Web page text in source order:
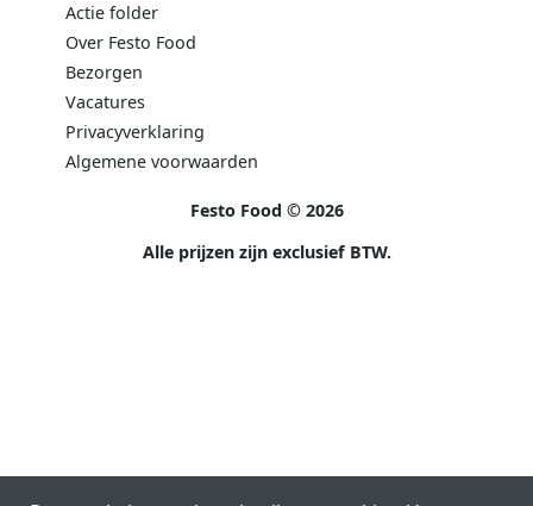
Actie folder
Over Festo Food
Bezorgen
Vacatures
Privacyverklaring
Algemene voorwaarden
Festo Food © 2026
Alle prijzen zijn exclusief BTW.